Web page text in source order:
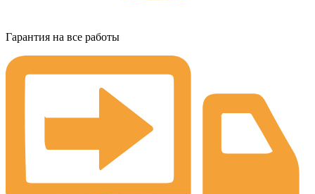
Гарантия на все работы